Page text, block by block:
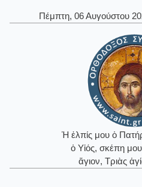
Πέμπτη, 06 Αυγούστου
Ἡ ἐλπίς μου ὁ
ὁ Υἱός, σκέπη
ἅγιον, Τριὰς